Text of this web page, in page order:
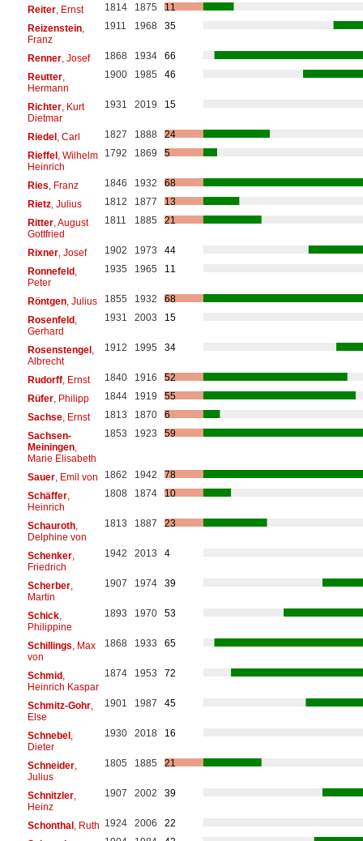
Reiter, Ernst 1814 1875
11
Reizenstein,
Franz
1911 1968 35
Renner, Josef 1868 1934
66
Reutter,
Hermann
1900 1985 46
Richter, Kurt
Dietmar
1931 2019 15
Riedel, Carl 1827 1888
24
Rieffel, Wilhelm
Heinrich
1792 1869 5
Ries , Franz 1846 1932
68
Rietz, Julius 1812 1877
13
Ritter, August
Gottfried
1811 1885 21
Rixner, Josef 1902 1973
44
Ronnefeld,
Peter
1935 1965 11
Röntgen, Julius 1855 1932
68
Rosenfeld,
Gerhard
1931 2003 15
Rosenstengel,
Albrecht
1912 1995 34
Rudorff, Ernst 1840 1916
52
Rüfer, Philipp 1844 1919
55
Sachse, Ernst 1813 1870
6
Sachsen-
Meiningen,
Marie Elisabeth
1853 1923 59
Sauer, Emil von 1862 1942
78
Schäffer,
Heinrich
1808 1874 10
Schauroth,
Delphine von
1813 1887 23
Schenker,
Friedrich
1942 2013 4
Scherber,
Martin
1907 1974 39
Schick,
Philippine
1893 1970 53
Schillings , Max
von
1868 1933 65
Schmid,
Heinrich Kaspar
1874 1953 72
Schmitz-Gohr,
Else
1901 1987 45
Schnebel,
Dieter
1930 2018 16
Schneider,
Julius
1805 1885 21
Schnitzler,
Heinz
1907 2002 39
Schonthal, Ruth 1924 2006
22